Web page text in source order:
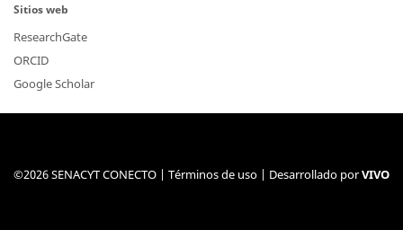
Sitios web
ResearchGate
ORCID
Google Scholar
©2026 SENACYT CONECTO | Términos de uso | Desarrollado porVIVO